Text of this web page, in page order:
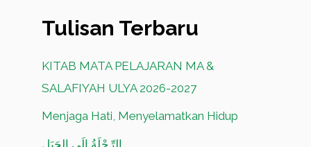
Tulisan Terbaru
KITAB MATA PELAJARAN MA &
SALAFIYAH ULYA 2026-2027
Menjaga Hati, Menyelamatkan Hidup
الرِّحْلَةُ إِلَى الجَبَلِ